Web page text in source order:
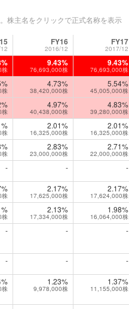
株主名をクリックで正式名称を表示
FY16
2016/12
FY17
2017/12
株
9.43%
76,693,000株
9.43%
76,693,000株
株
4.73%
38,420,000株
5.54%
45,005,000株
株
4.97%
40,438,000株
4.83%
39,280,000株
株
2.01%
16,325,000株
2.01%
16,325,000株
株
2.83%
23,000,000株
2.71%
22,000,000株
- - -
株
2.17%
17,625,000株
2.17%
17,624,000株
株
2.13%
17,334,000株
1.98%
16,064,000株
- - -
- - -
株
1.23%
9,978,000株
1.37%
11,155,000株